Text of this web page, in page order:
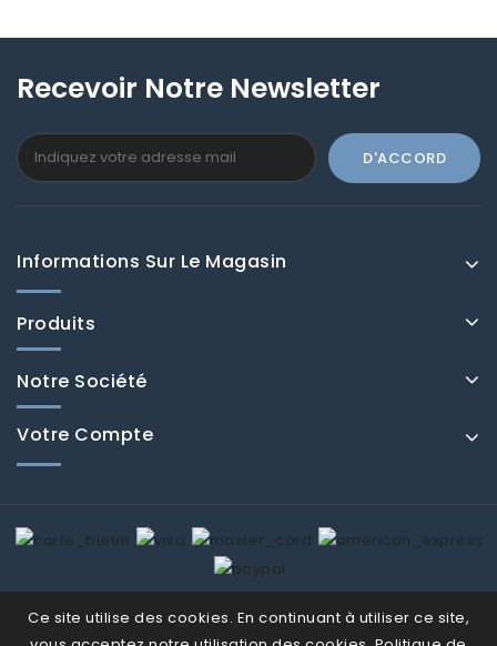
Recevoir Notre Newsletter
Informations Sur Le Magasin
Produits
Notre Société
Votre Compte
Ce site utilise des cookies. En continuant à utiliser ce site,
© Fenducci 2026